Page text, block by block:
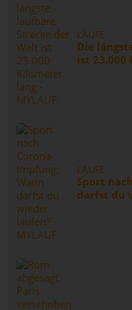
LÄUFE
Die
ist 23.000
LÄUFE
Sport
darfst du